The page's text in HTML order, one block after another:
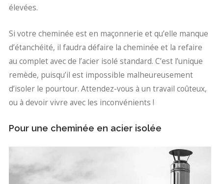
élevées.
Si votre cheminée est en maçonnerie et qu’elle manque
d’étanchéité, il faudra défaire la cheminée et la refaire
au complet avec de l’acier isolé standard. C’est l’unique
remède, puisqu’il est impossible malheureusement
d’isoler le pourtour. Attendez-vous à un travail coûteux,
ou à devoir vivre avec les inconvénients !
Pour une cheminée en acier isolée